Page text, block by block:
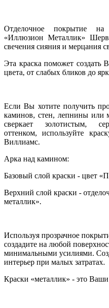
Отделочное покрытие на
«Иллюзион Металлик»
свечения сияния и мерцания
Эта краска поможет создать
цвета, от слабых бликов до
Если Вы хотите получить
каминов, стен, лепнины или
сверкает золотистым,
оттенком, используйте
Виллиамс.
Арка над камином:
Базовый слой краски - цвет
Верхний слой краски -
металлик».
Используя прозрачное
создадите на любой
минимальными усилиями.
интерьер при малых затратах.
Краски «металлик» - это